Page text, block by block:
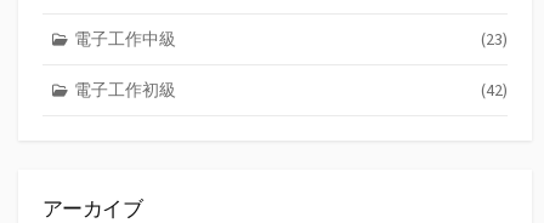
電子工作中級 (23)
電子工作初級 (42)
アーカイブ